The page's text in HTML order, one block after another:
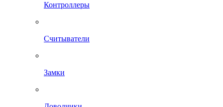
Контроллеры
Считыватели
Замки